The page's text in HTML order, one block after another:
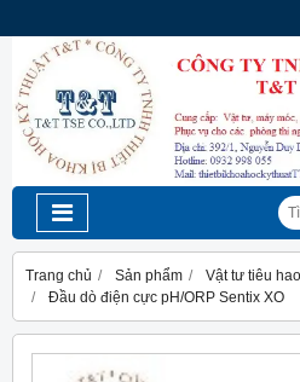
Trang chủ Sản phẩm
Vật tư tiêu hao
Đầu dò điện cực pH/ORP Sentix XO